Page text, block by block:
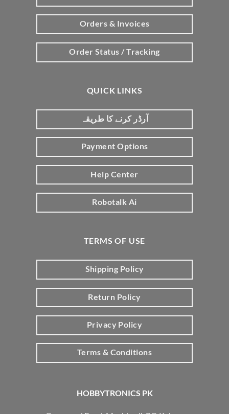
HOBBYTRONICS PK
Orders & Invoices
Order Status / Tracking
QUICK LINKS
آرڈر کرنے کا طریقہ
Payment Options
Help Center
Robotalk Ai
TERMS OF USE
Shipping Policy
Return Policy
Privacy Policy
Terms & Conditions